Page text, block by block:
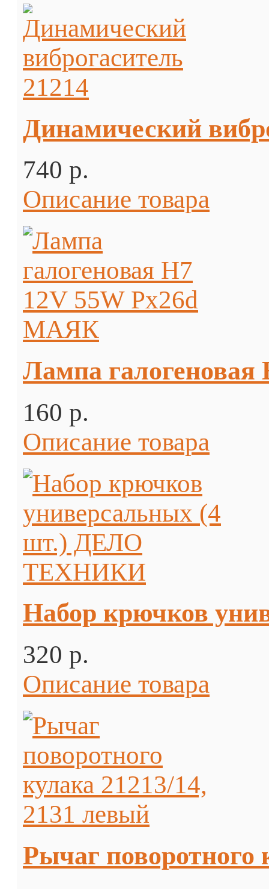
Динамический
740 p.
Описание товара
Лампа
160 p.
Описание товара
Набор крючков
320 p.
Описание товара
Рычаг поворотного